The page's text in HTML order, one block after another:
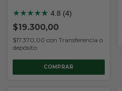
★★★★★
★ 4.8 (4)
$19.300,00
$17.370,00 con Transferencia o
depósito